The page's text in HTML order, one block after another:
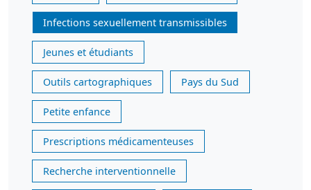
Infections sexuellement transmissibles
Jeunes et étudiants
Outils cartographiques Pays du Sud
Petite enfance
Prescriptions médicamenteuses
Recherche interventionnelle